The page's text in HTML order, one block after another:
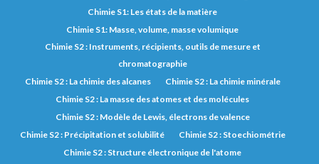
Chimie S1: Les états de la matière
Chimie S1: Masse, volume, masse volumique
Chimie S2 : Instruments, récipients, outils de mesure et
chromatographie
Chimie S2 : La chimie des alcanes
Chimie S2 : La chimie minérale
Chimie S2 : La masse des atomes et des molécules
Chimie S2 : Modèle de Lewis, électrons de valence
Chimie S2 : Précipitation et solubilité
Chimie S2 : Stoechiométrie
Chimie S2 : Structure électronique de l'atome